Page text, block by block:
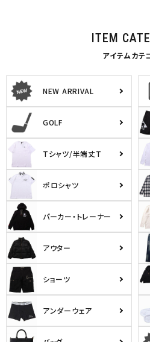
ITEM
アイテムカテ
NEW ARRIVAL
GOLF
Tシャツ/半端丈T
ポロシャツ
パーカー・トレーナー
アウター
ショーツ
アンダーウェア